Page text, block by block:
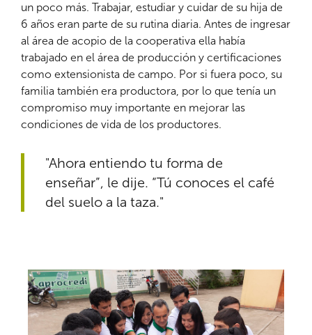
un poco más. Trabajar, estudiar y cuidar de su hija de
6 años eran parte de su rutina diaria. Antes de ingresar
al área de acopio de la cooperativa ella había
trabajado en el área de producción y certificaciones
como extensionista de campo. Por si fuera poco, su
familia también era productora, por lo que tenía un
compromiso muy importante en mejorar las
condiciones de vida de los productores.
"Ahora entiendo tu forma de
enseñar”, le dije. “Tú conoces el café
del suelo a la taza."